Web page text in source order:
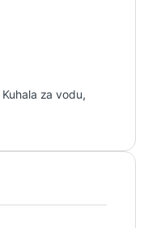
Kuhala za vodu,